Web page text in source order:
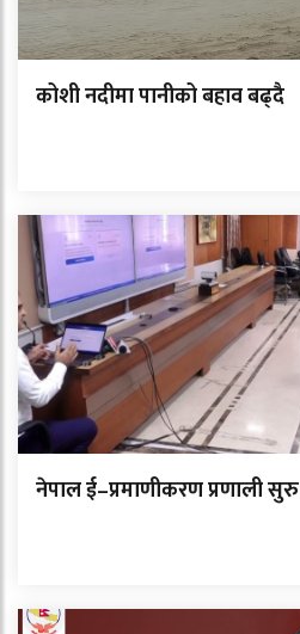
कोशी नदीमा पानीको बहाव बढ्दै
नेपाल ई–प्रमाणीकरण प्रणाली सुरु